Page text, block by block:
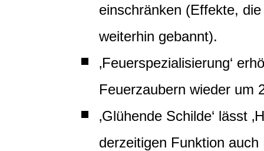
einschränken (Effekte,
weiterhin gebannt).
‚Feuerspezialisierung‘
Feuerzaubern wieder um
‚Glühende Schilde‘ lässt
derzeitigen Funktion